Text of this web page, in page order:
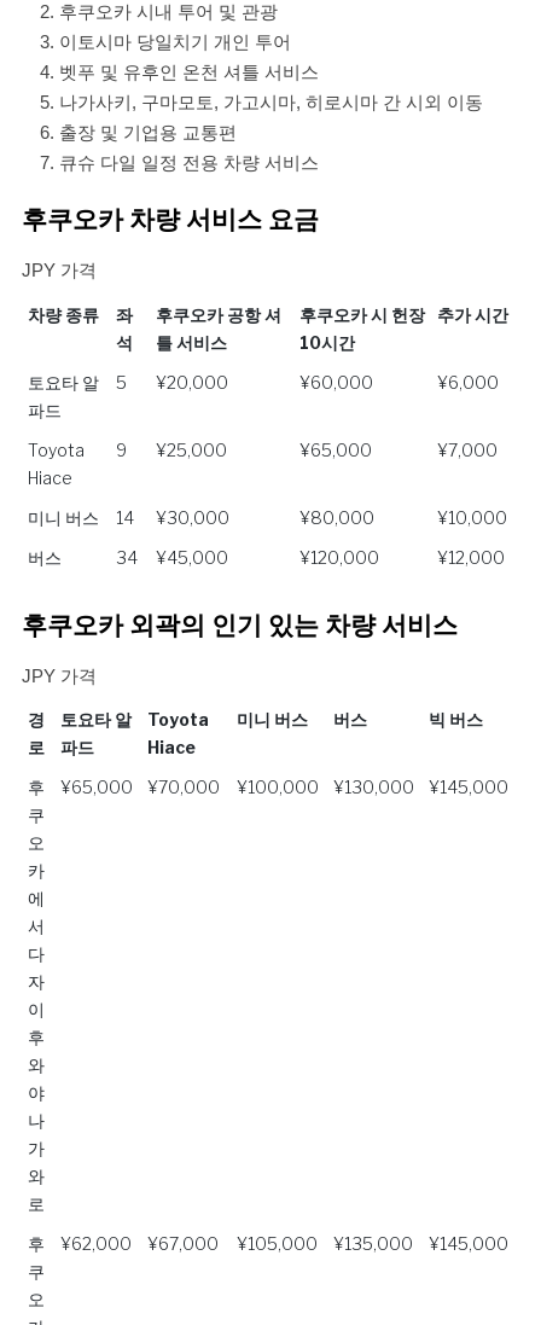
후쿠오카 시내 투어 및 관광
이토시마 당일치기 개인 투어
벳푸 및 유후인 온천 셔틀 서비스
나가사키, 구마모토, 가고시마, 히로시마 간 시외 이동
출장 및 기업용 교통편
큐슈 다일 일정 전용 차량 서비스
후쿠오카 차량 서비스 요금
JPY 가격
차량 종류
좌
석
후쿠오카 공항 셔
틀 서비스
후쿠오카 시 헌장
10시간
추가 시간
차량 종류
좌
후쿠오카 공항 셔
후쿠오카 시 헌장
추가 시간
토요타 알
파드
5 ¥20,000 ¥60,000 ¥6,000
Toyota
Hiace
9 ¥25,000 ¥65,000 ¥7,000
미니 버스 14 ¥30,000 ¥80,000
¥10,000
버스
34 ¥45,000 ¥120,000 ¥12,000
후쿠오카 외곽의 인기 있는 차량 서비스
JPY 가격
경
로
토요타 알
파드
Toyota
Hiace
미니 버스 버스 빅 버스
경
로
토요타 알
Toyota
미니 버스 버스 빅 버스
후
쿠
오
카
에
서
다
자
이
후
와
야
나
가
와
로
¥65,000 ¥70,000 ¥100,000 ¥130,000 ¥145,000
후
쿠
오
¥62,000 ¥67,000 ¥105,000 ¥135,000 ¥145,000